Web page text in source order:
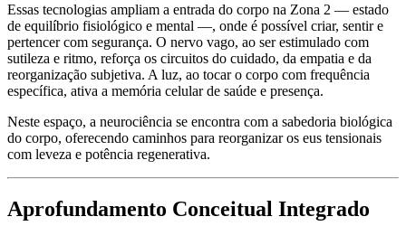
Essas tecnologias ampliam a entrada do corpo na Zona 2 — estado
de equilíbrio fisiológico e mental —, onde é possível criar, sentir e
pertencer com segurança. O nervo vago, ao ser estimulado com
sutileza e ritmo, reforça os circuitos do cuidado, da empatia e da
reorganização subjetiva. A luz, ao tocar o corpo com frequência
específica, ativa a memória celular de saúde e presença.
Neste espaço, a neurociência se encontra com a sabedoria biológica
do corpo, oferecendo caminhos para reorganizar os eus tensionais
com leveza e potência regenerativa.
Aprofundamento Conceitual Integrado